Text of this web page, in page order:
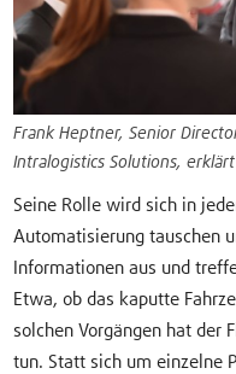
Frank Heptner, Senior
Intralogistics Solutions,
Seine Rolle wird sich in
Automatisierung tauschen
Informationen aus und
Etwa, ob das kaputte
solchen Vorgängen hat der
tun. Statt sich um einzelne